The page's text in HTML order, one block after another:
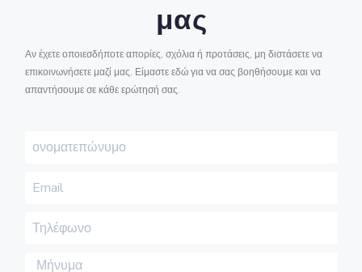
μας
Αν έχετε οποιεσδήποτε απορίες, σχόλια ή προτάσεις, μη διστάσετε να
επικοινωνήσετε μαζί μας. Είμαστε εδώ για να σας βοηθήσουμε και να
απαντήσουμε σε κάθε ερώτησή σας.